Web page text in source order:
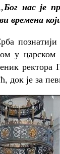
нас је
времена
у
ректора
док је за